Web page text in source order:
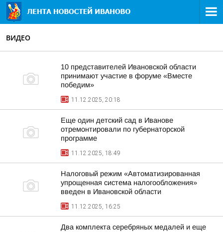
ВИДЕО
10 представителей Ивановской области
принимают участие в форуме «Вместе
победим»
11.12.2025, 20:18
Еще один детский сад в Иванове
отремонтировали по губернаторской
программе
11.12.2025, 18:49
Налоговый режим «Автоматизированная
упрощенная система налогообложения»
введен в Ивановской области
11.12.2025, 16:25
Два комплекта серебряных медалей и еще